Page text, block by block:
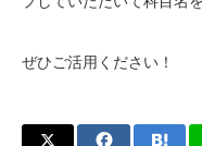
ぜひご活用ください！